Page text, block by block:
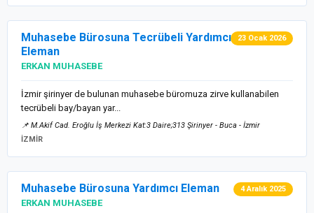
Muhasebe Bürosuna Tecrübeli Yardımcı
Eleman
23 Ocak 2026
ERKAN MUHASEBE
İzmir şirinyer de bulunan muhasebe büromuza zirve kullanabilen
tecrübeli bay/bayan yar...
📌 M.Akif Cad. Eroğlu İş Merkezi Kat:3 Daire;313 Şirinyer - Buca - İzmir
İZMİR
Muhasebe Bürosuna Yardımcı Eleman 4 Aralık 2025
ERKAN MUHASEBE